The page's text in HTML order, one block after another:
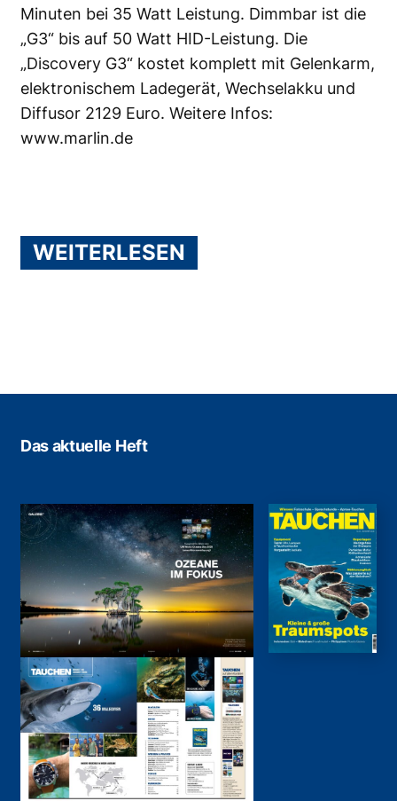
Minuten bei 35 Watt Leistung. Dimmbar ist die
„G3“ bis auf 50 Watt HID-Leistung. Die
„Discovery G3“ kostet komplett mit Gelenkarm,
elektronischem Ladegerät, Wechselakku und
Diffusor 2129 Euro. Weitere Infos:
www.marlin.de
WEITERLESEN
Das aktuelle Heft